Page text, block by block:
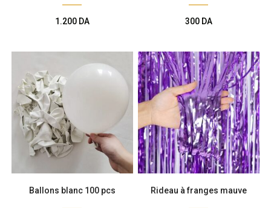
1.200 DA 300 DA
Ballons blanc 100 pcs Rideau à franges mauve